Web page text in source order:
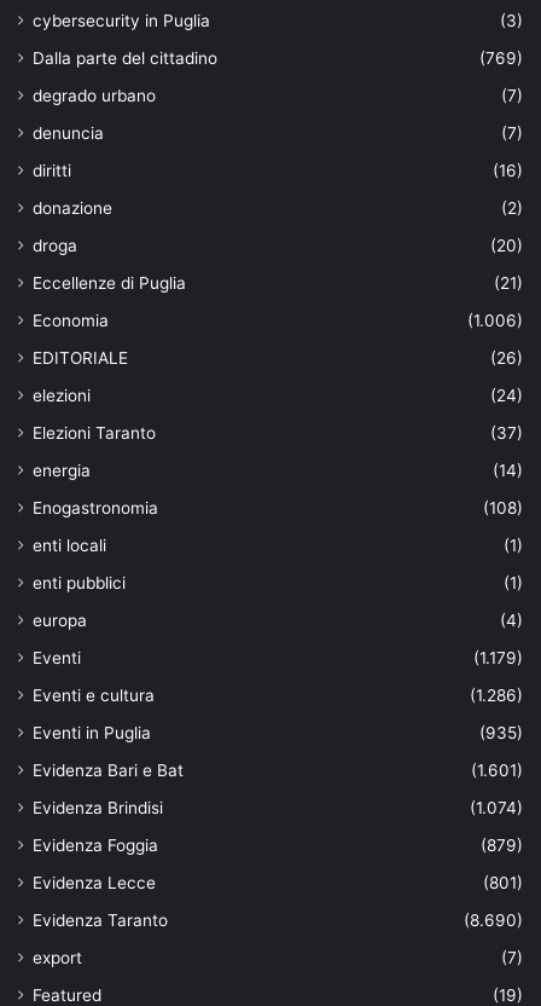
cybersecurity in Puglia
(3)
Dalla parte del cittadino
(769)
degrado urbano
(7)
denuncia
(7)
diritti
(16)
donazione
(2)
droga
(20)
Eccellenze di Puglia
(21)
Economia
(1.006)
EDITORIALE
(26)
elezioni
(24)
Elezioni Taranto
(37)
energia
(14)
Enogastronomia
(108)
enti locali
(1)
enti pubblici
(1)
europa
(4)
Eventi
(1.179)
Eventi e cultura
(1.286)
Eventi in Puglia
(935)
Evidenza Bari e Bat
(1.601)
Evidenza Brindisi
(1.074)
Evidenza Foggia
(879)
Evidenza Lecce
(801)
Evidenza Taranto
(8.690)
export
(7)
Featured
(19)